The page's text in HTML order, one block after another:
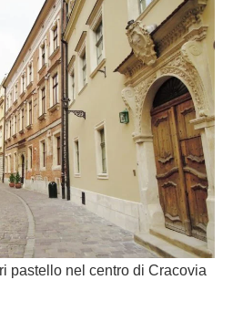
pastello nel centro di Cracovia